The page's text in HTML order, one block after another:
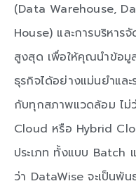
(Data Warehouse,
House) และการบริหาร
สูงสุด เพื่อให้คุณนำข้อมู
ธุรกิจได้อย่างแม่นยำและ
กับทุกสภาพแวดล้อม ไม่
Cloud หรือ Hybrid
ประเภท ทั้งแบบ Batch
ว่า DataWise จะเป็นพั